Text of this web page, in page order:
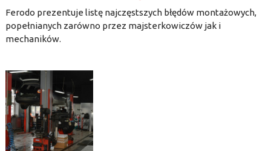
Ferodo prezentuje listę najczęstszych błędów montażowych,
popełnianych zarówno przez majsterkowiczów jak i
mechaników.